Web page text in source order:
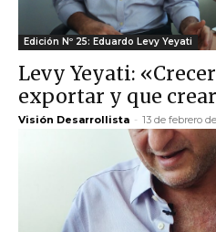
Edición Nº 25: Eduardo Levy Yeyati
Levy Yeyati:
exportar y que
Visión Desarrollista - 13 de febrero